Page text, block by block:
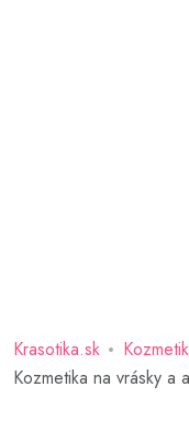
Krasotika.sk
Kozmetika na vrásky a